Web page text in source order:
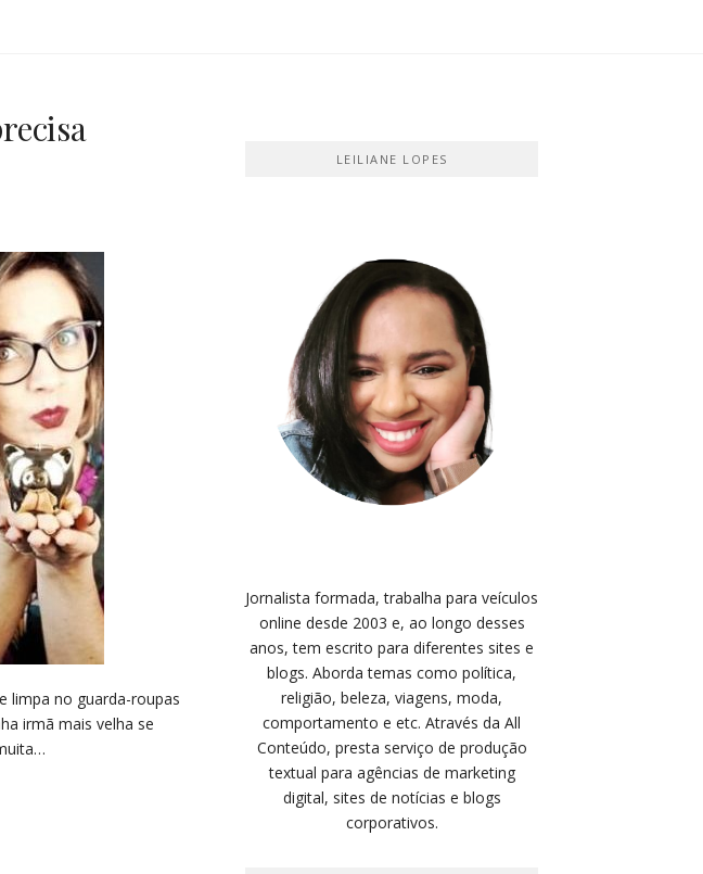
limpa no guarda-roupas
irmã mais velha se
LEILIANE LOPES
Jornalista formada, trabalha para veículos
online desde 2003 e, ao longo desses
anos, tem escrito para diferentes sites e
blogs. Aborda temas como política,
religião, beleza, viagens, moda,
comportamento e etc. Através da All
Conteúdo, presta serviço de produção
textual para agências de marketing
digital, sites de notícias e blogs
corporativos.